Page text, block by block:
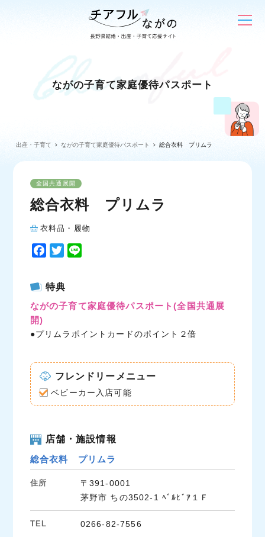
ながの子育て家庭優待パスポート
出産・子育て ながの子育て家庭優待パスポート 総合衣料 プリムラ
全国共通展開
総合衣料 プリムラ
衣料品・履物
F
e
b
o
T
t
t
r
特典
ながの子育て家庭優待パスポート(全国共通展
開)
●プリムラポイントカードのポイント２倍
フレンドリーメニュー
ベビーカー入店可能
店舗・施設情報
総合衣料 プリムラ
住所
〒391-0001
茅野市 ちの3502-1 ﾍﾞﾙﾋﾞｱ１Ｆ
TEL 0266-82-7556